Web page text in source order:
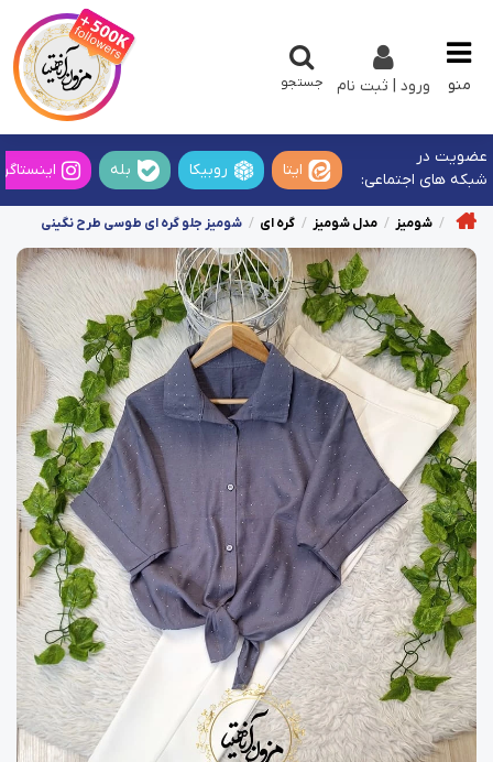
منو ورود | ثبت نام جستجو
عضویت در
شبکه های اجتماعی:
ایتا روبیکا بله
شومیز مدل شومیز گره ای شومیز جلو گره ای طوسی طرح نگینی